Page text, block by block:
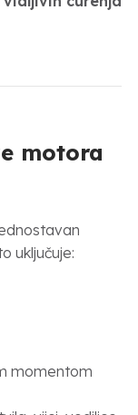
motora
uključuje:
momentom